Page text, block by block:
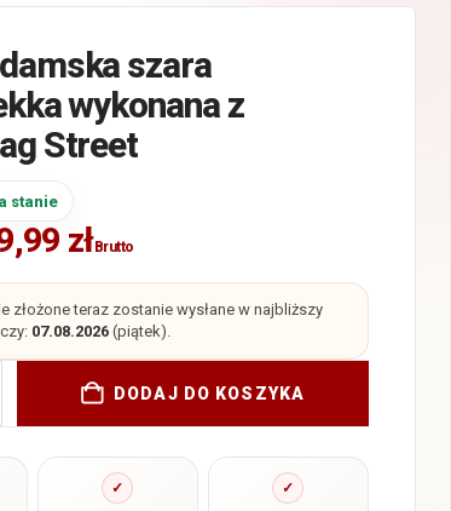
szara
wykonana z
Street
stanie
złBrutto
złożone teraz zostanie wysłane w najbliższy
07.08.2026(piątek).
DODAJ DO KOSZYKA
✓ ✓